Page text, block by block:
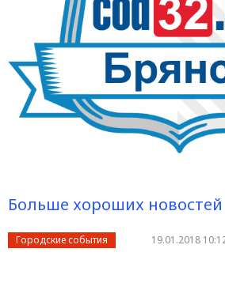
Больше хороших новостей
Городские события 19.01.2018